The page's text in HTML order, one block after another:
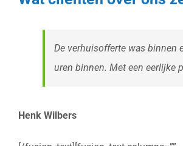
De verhuisofferte was binnen
uren binnen. Met een eerlijke
Henk Wilbers